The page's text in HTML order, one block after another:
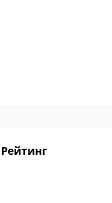
Рейтинг